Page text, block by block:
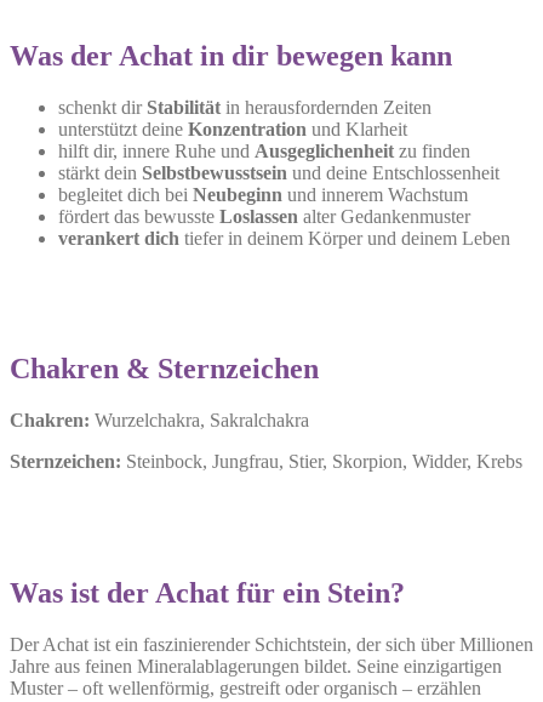
Was der Achat in dir bewegen kann
schenkt dir Stabilität in herausfordernden Zeiten
unterstützt deine Konzentration und Klarheit
hilft dir, innere Ruhe und Ausgeglichenheit zu finden
stärkt dein Selbstbewusstsein und deine Entschlossenheit
begleitet dich bei Neubeginn und innerem Wachstum
fördert das bewusste Loslassen alter Gedankenmuster
verankert dich tiefer in deinem Körper und deinem Leben
Chakren & Sternzeichen
Chakren: Wurzelchakra, Sakralchakra
Sternzeichen: Steinbock, Jungfrau, Stier, Skorpion, Widder, Krebs
Was ist der Achat für ein Stein?
Der Achat ist ein faszinierender Schichtstein, der sich über Millionen
Jahre aus feinen Mineralablagerungen bildet. Seine einzigartigen
Muster – oft wellenförmig, gestreift oder organisch – erzählen